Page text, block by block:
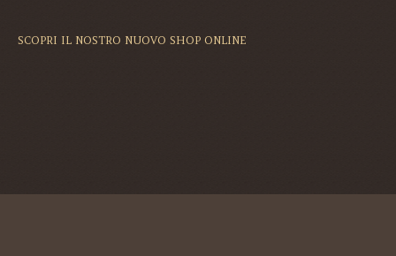
SCOPRI IL NOSTRO NUOVO SHOP ONLINE